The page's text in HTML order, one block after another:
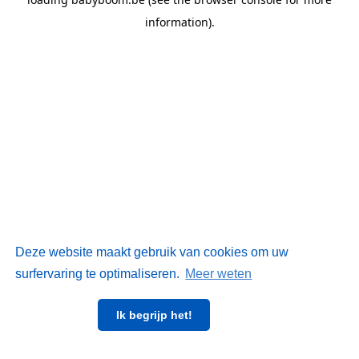
Deze website maakt gebruik van cookies om uw
surfervaring te optimaliseren. Meer weten
Ik begrijp het!
information).